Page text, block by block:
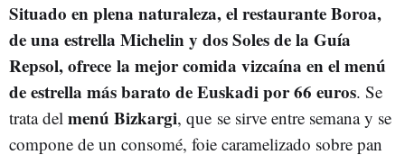
Situado en plena naturaleza, el restaurante Boroa,
de una estrella Michelin y dos Soles de la Guía
Repsol, ofrece la mejor comida vizcaína en el menú
de estrella más barato de Euskadi por 66 euros. Se
trata del menú Bizkargi, que se sirve entre semana y se
compone de un consomé, foie caramelizado sobre pan